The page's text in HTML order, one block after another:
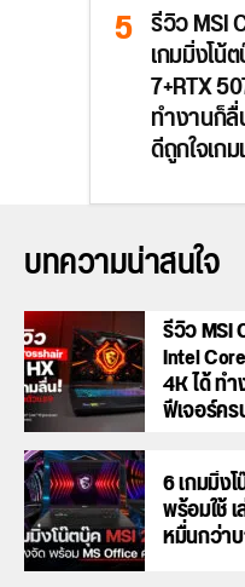
รีวิว MSI
เกมมิ่งโน้
7+RTX
ทำงานก็ลื่
ดีถูกใจเก
บทความน่าสนใจ
รีวิว MSI
Intel
4K ได้ ท
ฟีเจอร์ค
6 เกมมิ่ง
พร้อมใช้
หมื่นกว่า